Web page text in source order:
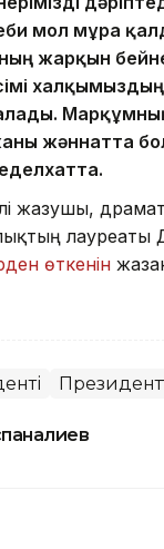
мол мұра
жарқын
жәннатта
жазушы,
лауреаты
өткенін